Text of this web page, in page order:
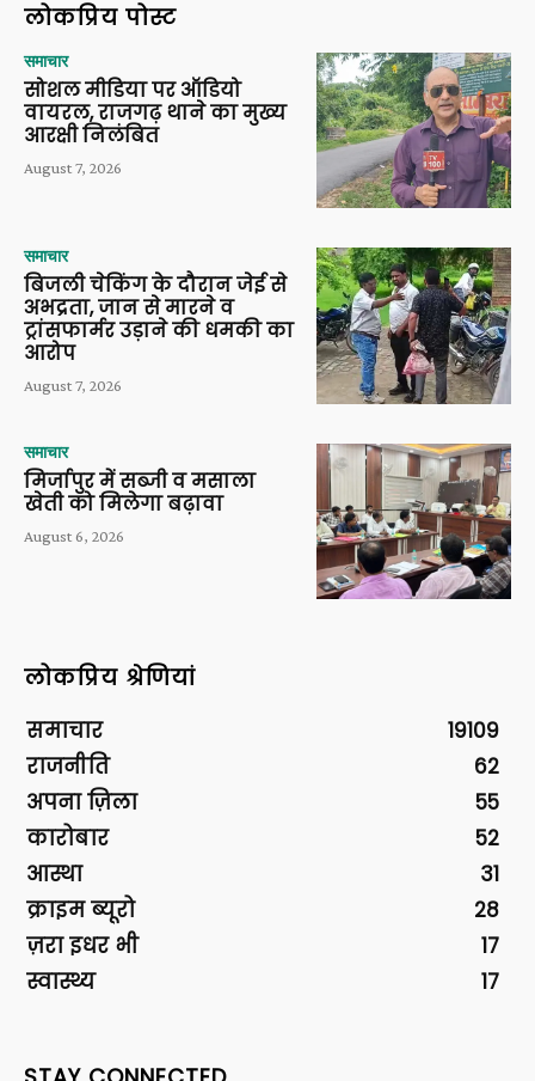
लोकप्रिय पोस्ट
समाचार
सोशल मीडिया पर ऑडियो
वायरल, राजगढ़ थाने का मुख्य
आरक्षी निलंबित
August 7, 2026
समाचार
बिजली चेकिंग के दौरान जेई से
अभद्रता, जान से मारने व
ट्रांसफार्मर उड़ाने की धमकी का
आरोप
August 7, 2026
समाचार
मिर्जापुर में सब्जी व मसाला
खेती को मिलेगा बढ़ावा
August 6, 2026
लोकप्रिय श्रेणियां
समाचार
19109
राजनीति
62
अपना ज़िला
55
कारोबार
52
आस्था
31
क्राइम ब्यूरो
28
ज़रा इधर भी
17
स्वास्थ्य
17